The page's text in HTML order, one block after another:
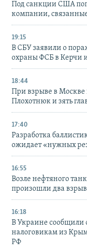
Под санкции США
компании,
19:15
В СБУ заявили о
охраны ФСБ в Керчи
18:44
При взрыве в
Плохотнюк и зять
17:40
Разработка
ожидает «нужных
16:55
Возле нефтяного
произошли два
16:18
В Украине сообщили
налоговикам из
РФ